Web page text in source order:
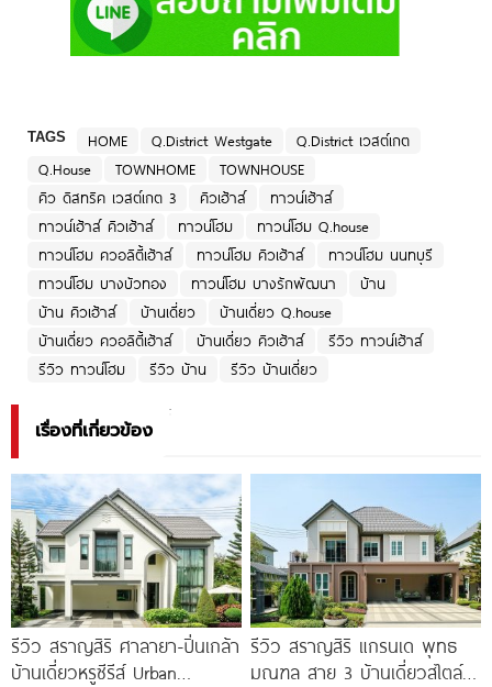
TAGS HOME Q.District Westgate
Q.District เวสต์เกต
Q.House
TOWNHOME
TOWNHOUSE
คิว ดิสทริค เวสต์เกต 3
คิวเฮ้าส์
ทาวน์เฮ้าส์
ทาวน์เฮ้าส์ คิวเฮ้าส์
ทาวน์โฮม
ทาวน์โฮม Q.house
ทาวน์โฮม ควอลิตี้เฮ้าส์
ทาวน์โฮม คิวเฮ้าส์
ทาวน์โฮม นนทบุรี
ทาวน์โฮม บางบัวทอง
ทาวน์โฮม บางรักพัฒนา
บ้าน
บ้าน คิวเฮ้าส์
บ้านเดี่ยว
บ้านเดี่ยว Q.house
บ้านเดี่ยว ควอลิตี้เฮ้าส์
บ้านเดี่ยว คิวเฮ้าส์
รีวิว ทาวน์เฮ้าส์
รีวิว ทาวน์โฮม
รีวิว บ้าน รีวิว บ้านเดี่ยว
เรื่องที่เกี่ยวข้อง
รีวิว สราญสิริ ศาลายา-ปิ่นเกล้า
บ้านเดี่ยวหรูซีรีส์ Urban
รีวิว สราญสิริ แกรนเด พุทธ
มณฑล สาย 3 บ้านเดี่ยวสไตล์